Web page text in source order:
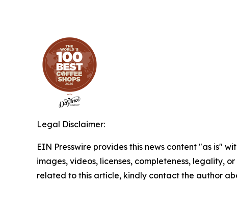
Legal Disclaimer:
EIN Presswire provides this news content "as is"
images, videos, licenses, completeness, legality,
related to this article, kindly contact the author